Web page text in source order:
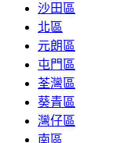
沙田區
北區
元朗區
屯門區
荃灣區
葵青區
灣仔區
南區